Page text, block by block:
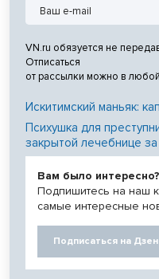
VN.ru обязуется не
Отписаться
от рассылки можно в
Искитимский маньяк:
Психушка для
закрытой лечебнице
Вам было интересно?
Подпишитесь на наш
самые интересные
Подписаться на Дзен